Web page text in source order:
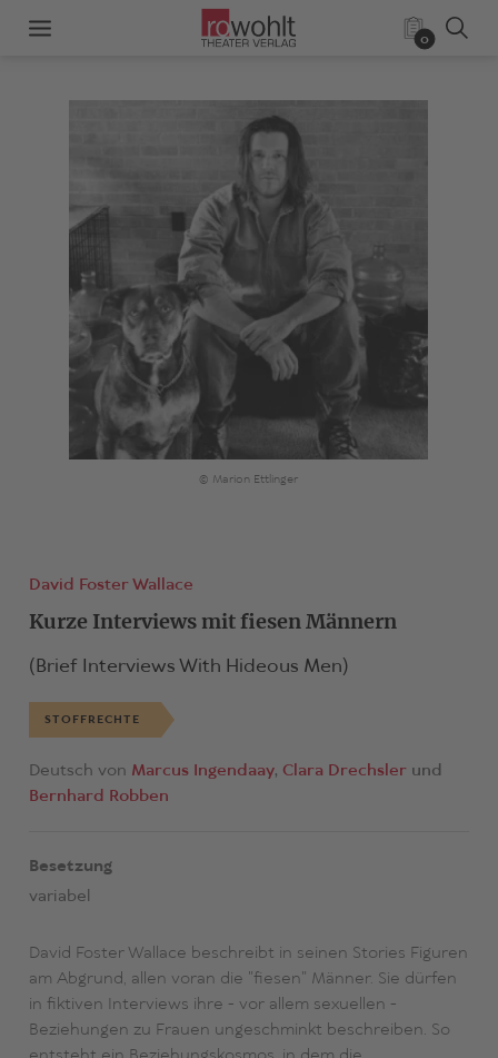
0
© Marion Ettlinger
David Foster Wallace
Kurze Interviews mit fiesen Männern
(Brief Interviews With Hideous Men)
STOFFRECHTE
Deutsch von Marcus Ingendaay Clara Drechsler
Bernhard Robben
Besetzung
variabel
David Foster Wallace beschreibt in seinen Stories Figuren
am Abgrund, allen voran die "fiesen" Männer. Sie dürfen
in fiktiven Interviews ihre - vor allem sexuellen -
Beziehungen zu Frauen ungeschminkt beschreiben. So